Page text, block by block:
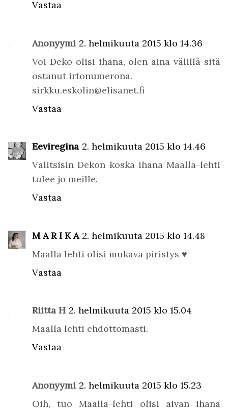
Vastaa
Anonyymi 2. helmikuuta 2015 klo 14.36
Voi Deko olisi ihana, olen aina välillä sitä
ostanut irtonumerona.
sirkku.eskolin@elisanet.fi
Vastaa
Eeviregina 2. helmikuuta 2015 klo 14.46
Valitsisin Dekon koska ihana Maalla-lehti
tulee jo meille.
Vastaa
M A R I K A 2. helmikuuta 2015 klo 14.48
Maalla lehti olisi mukava piristys ♥
Vastaa
Riitta H 2. helmikuuta 2015 klo 15.04
Maalla lehti ehdottomasti.
Vastaa
Anonyymi 2. helmikuuta 2015 klo 15.23
Oih, tuo Maalla-lehti olisi aivan ihana